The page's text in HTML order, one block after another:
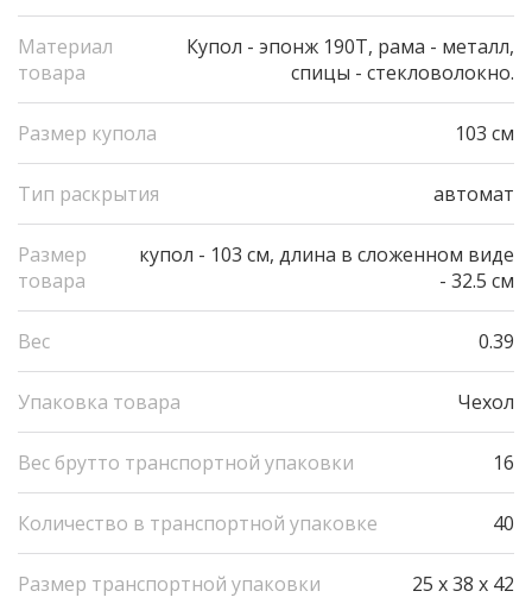
Материал
товара
Купол - эпонж 190Т, рама - металл,
спицы - стекловолокно.
Размер купола 103 см
Тип раскрытия автомат
Размер
товара
купол - 103 см, длина в сложенном виде
- 32.5 см
Вес 0.39
Упаковка товара Чехол
Вес брутто транспортной упаковки 16
Количество в транспортной упаковке 40
Размер транспортной упаковки 25 x 38 x 42